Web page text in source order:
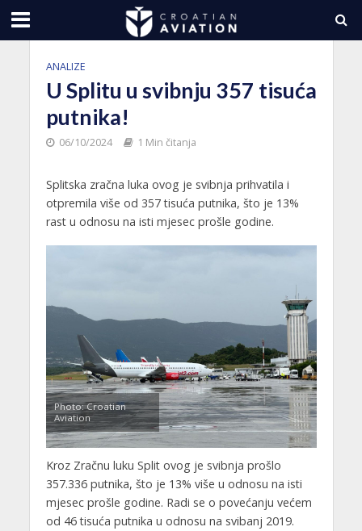
ANALIZE
U Splitu u svibnju 357 tisuća
putnika!
06/10/2024 1 Min čitanja
Splitska zračna luka ovog je svibnja prihvatila i
otpremila više od 357 tisuća putnika, što je 13%
rast u odnosu na isti mjesec prošle godine.
Photo: Croatian
Aviation
Kroz Zračnu luku Split ovog je svibnja prošlo
357.336 putnika, što je 13% više u odnosu na isti
mjesec prošle godine. Radi se o povećanju većem
od 46 tisuća putnika u odnosu na svibanj 2019.